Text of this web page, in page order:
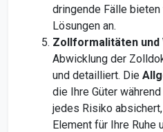
dringende Fälle
Lösungen an.
Zollformalitäten und
Abwicklung der
und detailliert. Die
die Ihre Güter
jedes Risiko
Element für Ihre Ruhe